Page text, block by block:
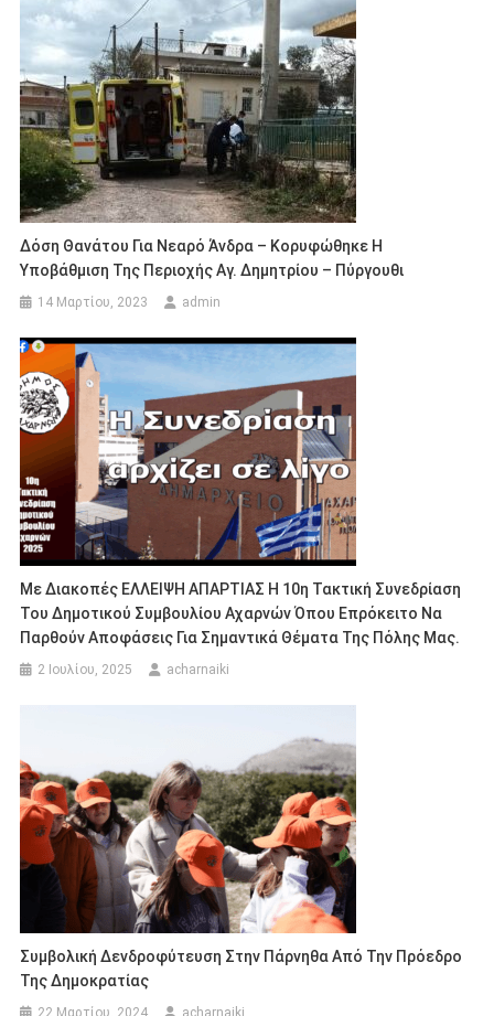
Δόση Θανάτου Για Νεαρό Άνδρα – Κορυφώθηκε Η
Υποβάθμιση Της Περιοχής Αγ. Δημητρίου – Πύργουθι
14 Μαρτίου, 2023 admin
Με Διακοπές ΕΛΛΕΙΨΗ ΑΠΑΡΤΙΑΣ Η 10η Τακτική Συνεδρίαση
Του Δημοτικού Συμβουλίου Αχαρνών Όπου Επρόκειτο Να
Παρθούν Αποφάσεις Για Σημαντικά Θέματα Της Πόλης Μας.
2 Ιουλίου, 2025 acharnaiki
Συμβολική Δενδροφύτευση Στην Πάρνηθα Από Την Πρόεδρο
Της Δημοκρατίας
22 Μαρτίου, 2024 acharnaiki